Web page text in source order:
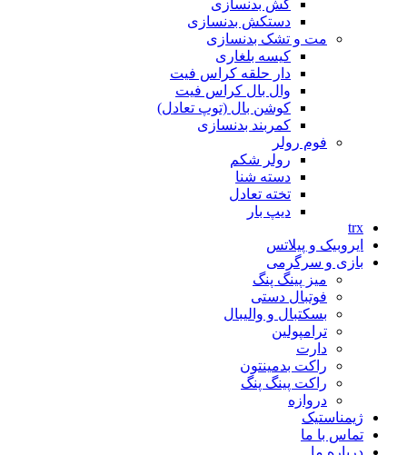
کش بدنسازی
دستکش بدنسازی
مت و تشک بدنسازی
کیسه بلغاری
دار حلقه کراس فیت
وال بال کراس فیت
کوشن بال (توپ تعادل)
کمربند بدنسازی
فوم رولر
رولر شکم
دسته شنا
تخته تعادل
دیپ بار
trx
ایروبیک و پیلاتس
بازی و سرگرمی
میز پینگ پنگ
فوتبال دستی
بسکتبال و والیبال
ترامپولین
دارت
راکت بدمینتون
راکت پینگ پنگ
دروازه
ژیمناستیک
تماس با ما